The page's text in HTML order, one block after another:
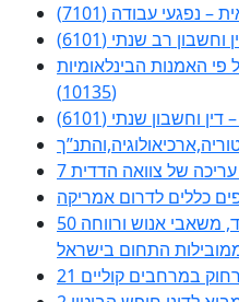
נפגעי עבודה (7101)
וחשבון רב שנתי (6101)
האמנות הבינלאומיות
(10135)
וחשבון שנתי (6101)
עריכה של צוואה הדדית
כללים לדרום אמריקה
50 טיפים ויותר לניהול חווית עובד, משאבי אנוש ורווחה
התחום בישראל
במרחבים קוליים